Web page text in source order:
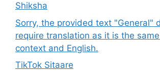
Shiksha
Sorry, the provided text "General"
require translation as it is the
context and English.
TikTok Sitaare